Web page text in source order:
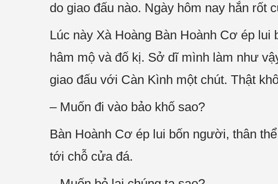
do giao đấu nào. Ngày hôm nay hắn rốt
Lúc này Xà Hoàng Bàn Hoành Cơ ép
hâm mộ và đố kị. Sở dĩ mình làm như
giao đấu với Càn Kình một chút. Thật
– Muốn đi vào bảo khố sao?
Bàn Hoành Cơ ép lui bốn người, thân
tới chỗ cửa đá.